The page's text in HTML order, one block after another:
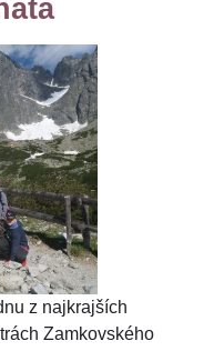
z najkrajších
Zamkovského